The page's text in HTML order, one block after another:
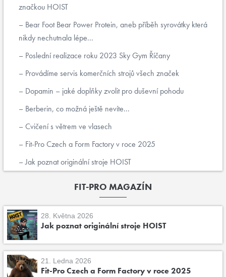
značkou HOIST
Bear Foot Bear Power Protein, aneb příběh syrovátky která
nikdy nechutnala lépe...
Poslední realizace roku 2023 Sky Gym Říčany
Provádíme servis komerčních strojů všech značek
Dopamin – jaké doplňky zvolit pro duševní pohodu
Berberin, co možná ještě nevíte...
Cvičení s větrem ve vlasech
Fit-Pro Czech a Form Factory v roce 2025
Jak poznat originální stroje HOIST
FIT-PRO MAGAZÍN
28. Května 2026
Jak poznat originální stroje HOIST
21. Ledna 2026
Fit-Pro Czech a Form Factory v roce 2025